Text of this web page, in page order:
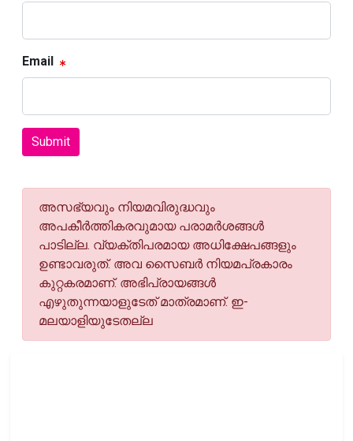
Email
Submit
അസഭ്യവും നിയമവിരുദ്ധവും
അപകീര്‍ത്തികരവുമായ പരാമര്‍ശങ്ങള്‍
പാടില്ല. വ്യക്തിപരമായ അധിക്ഷേപങ്ങളും
ഉണ്ടാവരുത്. അവ സൈബര്‍ നിയമപ്രകാരം
കുറ്റകരമാണ്. അഭിപ്രായങ്ങള്‍
എഴുതുന്നയാളുടേത് മാത്രമാണ്. ഇ-
മലയാളിയുടേതല്ല